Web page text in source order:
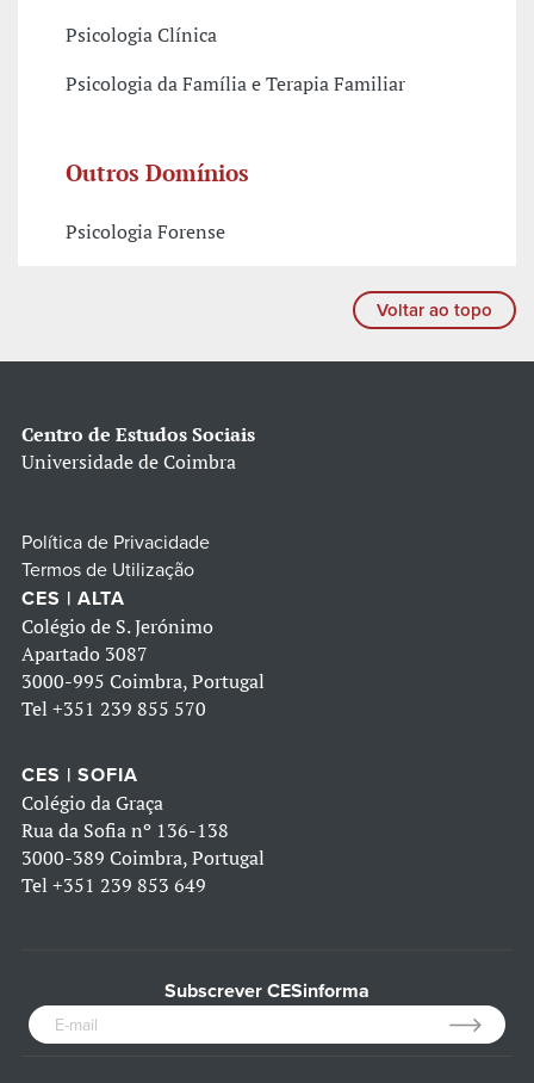
Psicologia Clínica
Psicologia da Família e Terapia Familiar
Outros Domínios
Psicologia Forense
Voltar ao topo
Centro de Estudos Sociais
Universidade de Coimbra
Política de Privacidade
Termos de Utilização
CES | ALTA
Colégio de S. Jerónimo
Apartado 3087
3000-995 Coimbra, Portugal
Tel +351 239 855 570
CES | SOFIA
Colégio da Graça
Rua da Sofia nº 136-138
3000-389 Coimbra, Portugal
Tel +351 239 853 649
Subscrever CESinforma